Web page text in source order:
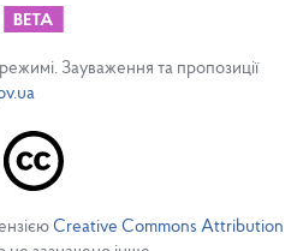
Зауваження та пропозиції
Creative Commons Attribution